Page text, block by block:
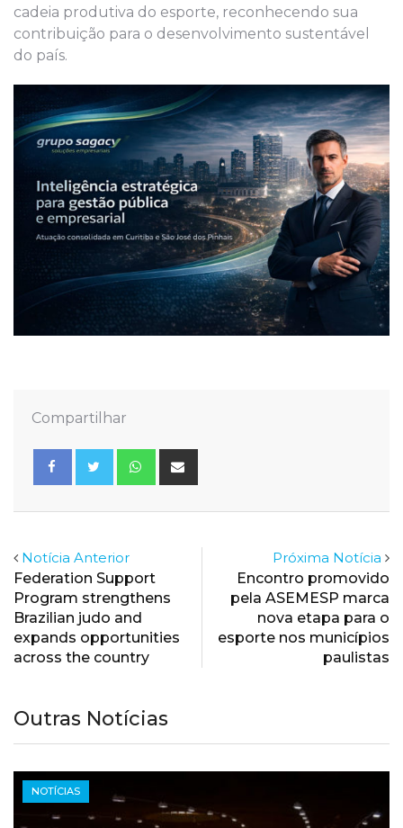
cadeia produtiva do esporte, reconhecendo sua
contribuição para o desenvolvimento sustentável
do país.
Compartilhar
Whatsapp
Notícia Anterior
Federation Support
Program strengthens
Brazilian judo and
expands opportunities
across the country
Próxima Notícia
Encontro promovido
pela ASEMESP marca
nova etapa para o
esporte nos municípios
paulistas
Outras Notícias
NOTÍCIAS